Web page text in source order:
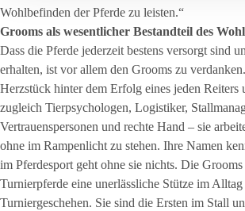
Wohlbefinden der Pferde zu leisten.“
Grooms als wesentlicher Bestandteil des
Dass die Pferde jederzeit bestens versorgt sind
erhalten, ist vor allem den Grooms zu
Herzstück hinter dem Erfolg eines jeden
zugleich Tierpsychologen, Logistiker,
Vertrauenspersonen und rechte Hand – sie
ohne im Rampenlicht zu stehen. Ihre Namen
im Pferdesport geht ohne sie nichts. Die
Turnierpferde eine unerlässliche Stütze im
Turniergeschehen. Sie sind die Ersten im Stall